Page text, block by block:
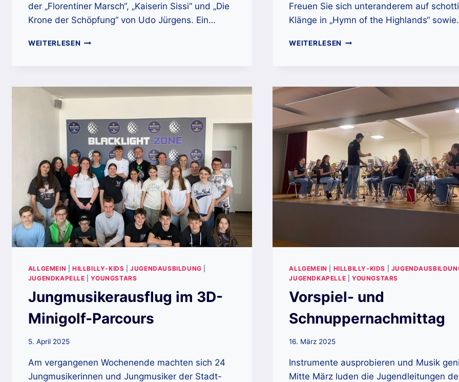
der „Florentiner Marsch“, „Kaiserin Sissi“ und „Die
Krone der Schöpfung“ von Udo Jürgens. Ein…
WEITERLESENEINLADUNG
Freuen Sie sich unteranderem auf
Klänge in „Hymn of the Highlands“
WEITERLESENEINLADUNG
ALLGEMEIN |HILLBILLY-KIDS |JUGENDAUSBILDUNG
JUGENDKAPELLE |YOUNGSTARS
Jungmusikerausflug im 3D-
Minigolf-Parcours
5. April 2025
Am vergangenen Wochenende machten sich 24
Jungmusikerinnen und Jungmusiker der Stadt-
ALLGEMEIN HILLBILLY-KIDS
JUGENDKAPELLE
YOUNGSTARS
Vorspiel- und
Schnuppernachmittag
16. März 2025
Instrumente ausprobieren und Musik
Mitte März luden die Jugendleitungen